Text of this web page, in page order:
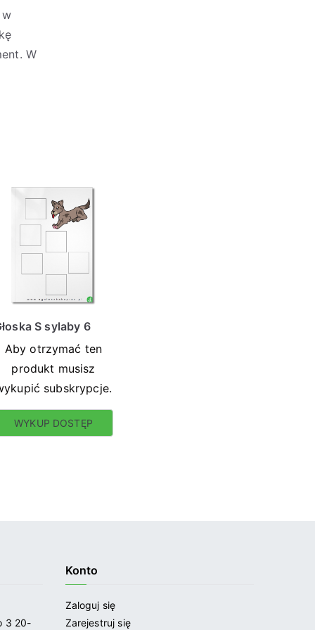
W
S sylaby 6
Aby otrzymać ten
produkt musisz
subskrypcje.
WYKUP DOSTĘP
3 20-
Konto
Zaloguj się
Zarejestruj się